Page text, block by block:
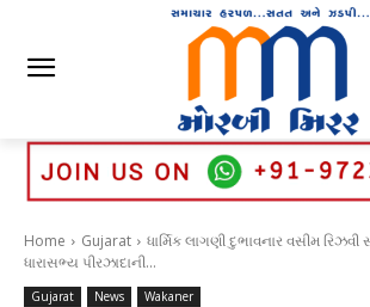
Home Gujarat
ધાર્મિક લાગણી દુભાવનાર વસીમ
ધારાસભ્ય પીરઝાદાની...
Gujarat News Wakaner